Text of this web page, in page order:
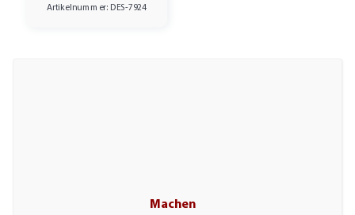
Artikelnummer: DES-7924
Machen